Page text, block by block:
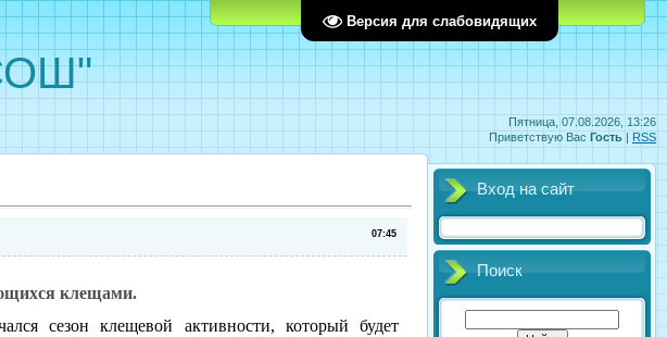
Версия для слабовидящих
Пятница, 07.08.2026, 13:26
Приветствую Вас Гость | RSS
07:45
клещами.
сезон клещевой активности, который будет
Вход на сайт
Поиск